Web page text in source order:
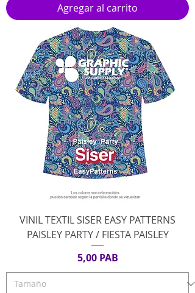
Agregar al carrito
VINIL TEXTIL SISER EASY PATTERNS
PAISLEY PARTY / FIESTA PAISLEY
Precio
5,00 PAB